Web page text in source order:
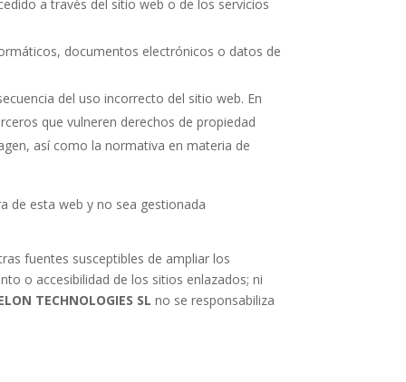
a través del sitio web o de los servicios
documentos electrónicos o datos de
del uso incorrecto del sitio web. En
que vulneren derechos de propiedad
así como la normativa en materia de
de esta web y no sea gestionada
fuentes susceptibles de ampliar los
o accesibilidad de los sitios enlazados; ni
TECHNOLOGIES SL no se responsabiliza